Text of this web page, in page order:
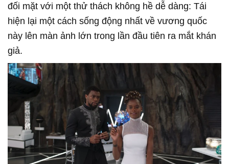
đối mặt với một thử thách không hề dễ dàng: Tái
hiện lại một cách sống động nhất về vương quốc
này lên màn ảnh lớn trong lần đầu tiên ra mắt khán
giả.